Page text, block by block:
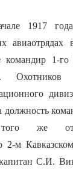
1917
авиаотрядах
1-го
Охотников
того же
м
С.И.